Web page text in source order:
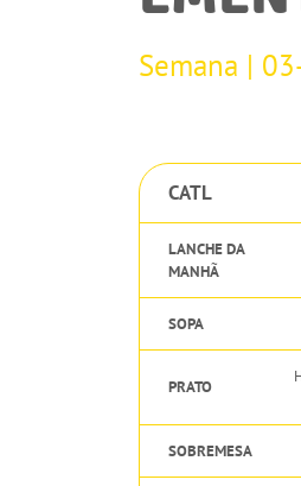
Semana |
CATL
LANCHE DA
MANHÃ
SOPA
PRATO
SOBREMESA